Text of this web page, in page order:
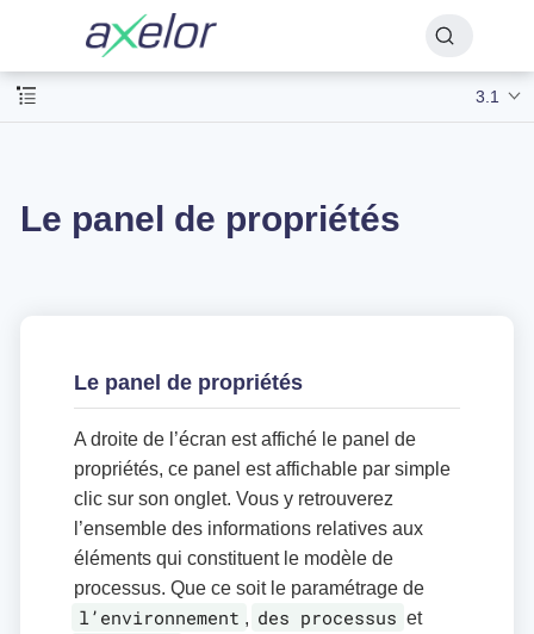
3.1
Le panel de propriétés
Le panel de propriétés
A droite de l’écran est affiché le panel de
propriétés, ce panel est affichable par simple
clic sur son onglet. Vous y retrouverez
l’ensemble des informations relatives aux
éléments qui constituent le modèle de
processus. Que ce soit le paramétrage de
l’environnement , des processus et